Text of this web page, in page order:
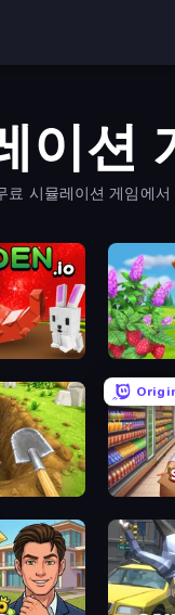
이션
료 시뮬레이션 게임에
Country
Hole Craft